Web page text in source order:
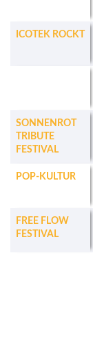
ICOTEK ROCKT
SONNENROT
TRIBUTE
FESTIVAL
POP-KULTUR
FREE FLOW
FESTIVAL